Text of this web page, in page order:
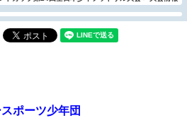
ポーツ少年団